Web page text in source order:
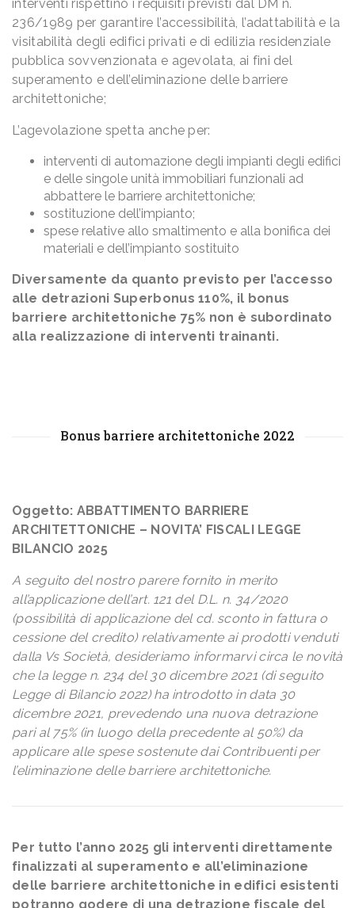
interventi rispettino i requisiti previsti dal DM n.
236/1989 per garantire l’accessibilità, l’adattabilità e la
visitabilità degli edifici privati e di edilizia residenziale
pubblica sovvenzionata e agevolata, ai fini del
superamento e dell’eliminazione delle barriere
architettoniche;
L’agevolazione spetta anche per:
interventi di automazione degli impianti degli edifici
e delle singole unità immobiliari funzionali ad
abbattere le barriere architettoniche;
sostituzione dell’impianto;
spese relative allo smaltimento e alla bonifica dei
materiali e dell’impianto sostituito
Diversamente da quanto previsto per l’accesso
alle detrazioni Superbonus 110%, il bonus
barriere architettoniche 75% non è subordinato
alla realizzazione di interventi trainanti.
Bonus barriere architettoniche 2022
Oggetto: ABBATTIMENTO BARRIERE
ARCHITETTONICHE – NOVITA’ FISCALI LEGGE
BILANCIO 2025
A seguito del nostro parere fornito in merito
all’applicazione dell’art. 121 del D.L. n. 34/2020
(possibilità di applicazione del cd. sconto in fattura o
cessione del credito) relativamente ai prodotti venduti
dalla Vs Società, desideriamo informarvi circa le novità
che la legge n. 234 del 30 dicembre 2021 (di seguito
Legge di Bilancio 2022) ha introdotto in data 30
dicembre 2021, prevedendo una nuova detrazione
pari al 75% (in luogo della precedente al 50%) da
applicare alle spese sostenute dai Contribuenti per
l’eliminazione delle barriere architettoniche.
Per tutto l’anno 2025 gli interventi direttamente
finalizzati al superamento e all’eliminazione
delle barriere architettoniche in edifici esistenti
potranno godere di una detrazione fiscale del